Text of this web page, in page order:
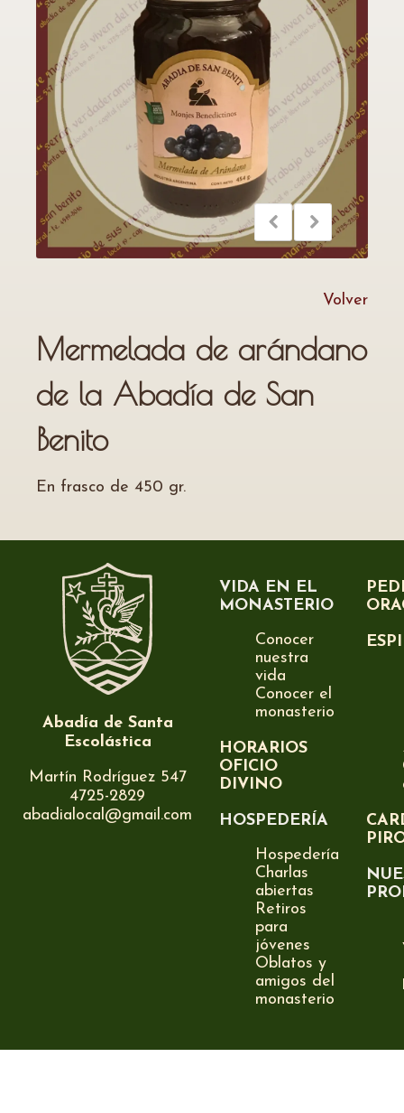
Volver
Mermelada de arándano
de la Abadía de San
Benito
En frasco de 450 gr.
Abadía de Santa
Escolástica
Martín Rodríguez 547
4725-2829
abadialocal@gmail.com
VIDA EN EL
MONASTERIO
Conocer
nuestra
vida
Conocer el
monasterio
HORARIOS
OFICIO
DIVINO
HOSPEDERÍA
Hospedería
Charlas
abiertas
Retiros
para
jóvenes
Oblatos y
amigos del
monasterio